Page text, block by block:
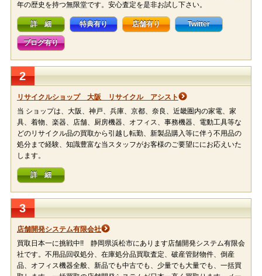
年の歴史を持つ無限堂です。安心査定を是非お試し下さい。
詳 細 特典有り 店舗有り Twitter
ブログ有り
2
リサイクルショップ 大阪 リサイクル アシスト
当 ショップは、大阪、神戸、兵庫、京都、奈良、近畿圏内の家電、家
具、着物、楽器、店舗、厨房機器、オフィス、事務機器、電動工具等な
どのリサイクル品の買取から引越し転勤、新製品購入等に伴う不用品の
処分まで経験、知識豊富な当スタッフがお客様のご要望ににお応えいた
します。
詳 細
3
店舗開発システム有限会社
買取日本一に挑戦中!! 静岡県浜松市にあります店舗開発システム有限会
社です。不用品回収処分、在庫処分品買取査定、破産管財物件、倒産
品、オフィス機器全般、新品でも中古でも、少量でも大量でも、一括買